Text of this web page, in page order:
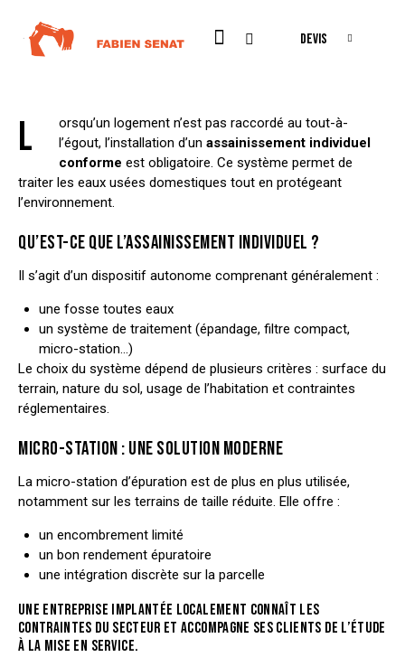
DEVIS
CONSTRUCTION NEWS
ASSAINISSEMENT INDIVIDUEL : UNE INSTALLATION À
FABIEN SENAT mars 14, 2023
L
orsqu’un logement n’est pas raccordé au tout-à-
l’égout, l’installation d’un assainissement individuel
conforme est obligatoire. Ce système permet de
traiter les eaux usées domestiques tout en protégeant
l’environnement.
QU’EST-CE QUE L’ASSAINISSEMENT INDIVIDUEL ?
Il s’agit d’un dispositif autonome comprenant généralement :
une fosse toutes eaux
un système de traitement (épandage, filtre compact,
micro-station…)
Le choix du système dépend de plusieurs critères : surface du
terrain, nature du sol, usage de l’habitation et contraintes
réglementaires.
MICRO-STATION : UNE SOLUTION MODERNE
La micro-station d’épuration est de plus en plus utilisée,
notamment sur les terrains de taille réduite. Elle offre :
un encombrement limité
un bon rendement épuratoire
une intégration discrète sur la parcelle
UNE ENTREPRISE IMPLANTÉE LOCALEMENT CONNAÎT LES
CONTRAINTES DU SECTEUR ET ACCOMPAGNE SES CLIENTS DE L’ÉTUDE
À LA MISE EN SERVICE.